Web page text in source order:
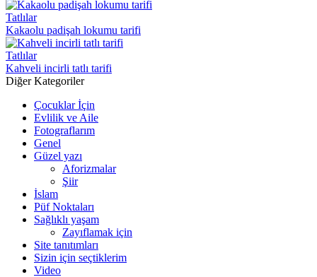
Tatlılar
Kakaolu padişah lokumu tarifi
Tatlılar
Kahveli incirli tatlı tarifi
Diğer Kategoriler
Çocuklar İçin
Evlilik ve Aile
Fotograflarım
Genel
Güzel yazı
Aforizmalar
Şiir
İslam
Püf Noktaları
Sağlıklı yaşam
Zayıflamak için
Site tanıtımları
Sizin için seçtiklerim
Video